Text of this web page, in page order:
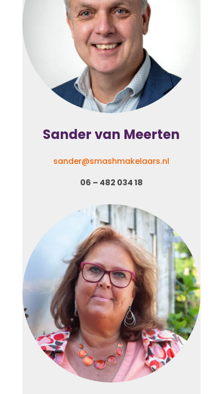
Sander van Meerten
sander@smashmakelaars.nl
06 – 482 034 18